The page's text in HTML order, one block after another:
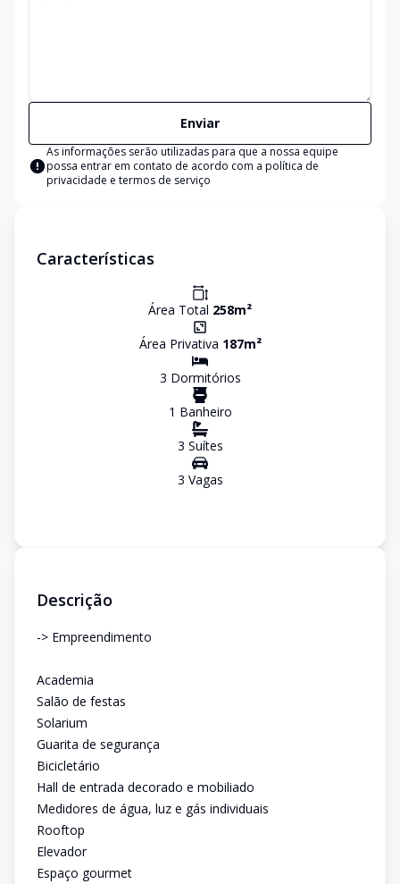
Enviar
As informações serão utilizadas para que a nossa equipe
possa entrar em contato de acordo com a política de
privacidade e termos de serviço
Características
Área Total 258m²
Área Privativa 187m²
3 Dormitórios
1 Banheiro
3 Suítes
3 Vagas
Descrição
-> Empreendimento
Academia
Salão de festas
Solarium
Guarita de segurança
Bicicletário
Hall de entrada decorado e mobiliado
Medidores de água, luz e gás individuais
Rooftop
Elevador
Espaço gourmet